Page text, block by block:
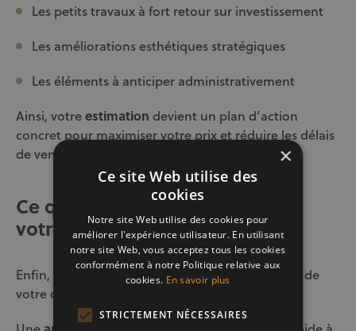
Les petits travaux à fort retour sur investissement
Les améliorations esthétiques stratégiques
Les éléments à anticiper administrativement
Ainsi, votreestimation devient un plan d’action
concret pour maximiser votre prix et réduire les délais
de vente.
Ce que votre estimation dit de
votre projet
Enfin, une estimation révèle souvent la maturité de
votre décision.
×
Ce site Web utilise des
cookies
Notre site Web utilise des cookies pour
améliorer l'expérience utilisateur. En utilisant
notre site Web, vous acceptez tous les cookies
conformément à notre Politique relative aux
cookies. En savoir plus
STRICTEMENT NÉCESSAIRES